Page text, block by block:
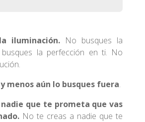
iluminación. No busques la
la perfección en ti. No
y menos aún lo busques fuera.
que te prometa que vas
No te creas a nadie que te